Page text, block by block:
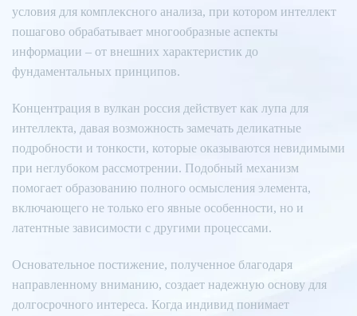
условия для комплексного анализа, при котором интеллект
пошагово обрабатывает многообразные аспекты
информации – от внешних характеристик до
фундаментальных принципов.
Концентрация в вулкан россия действует как лупа для
интеллекта, давая возможность замечать деликатные
подробности и тонкости, которые оказываются невидимыми
при неглубоком рассмотрении. Подобный механизм
помогает образованию полного осмысления элемента,
включающего не только его явные особенности, но и
латентные зависимости с другими процессами.
Основательное постижение, полученное благодаря
направленному вниманию, создает надежную основу для
долгосрочного интереса. Когда индивид понимает